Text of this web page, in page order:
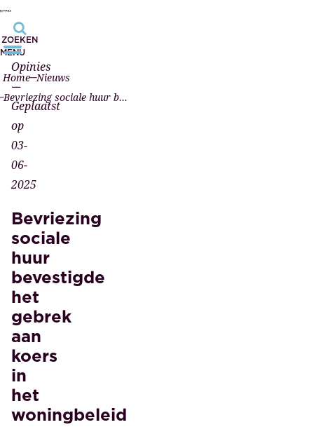
ZOEKEN
MENU
Home Nieuws
Bevriezing sociale huur bevestigde het gebrek aan koers in het woningbeleid
Opinies
—
Geplaatst
op
03-
06-
2025
Bevriezing
sociale
huur
bevestigde
het
gebrek
aan
koers
in
het
woningbeleid